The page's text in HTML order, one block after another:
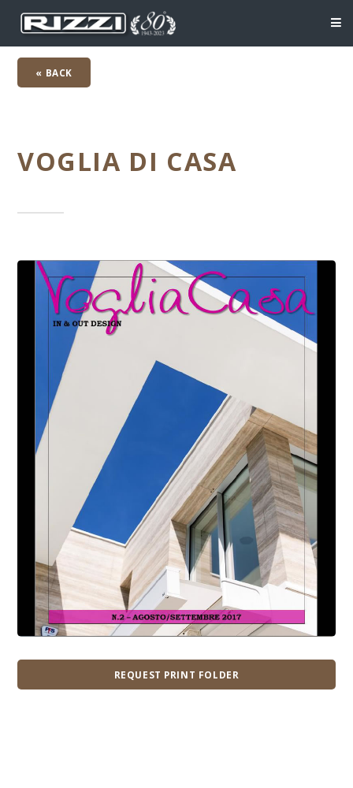
« BACK
VOGLIA DI CASA
REQUEST PRINT FOLDER